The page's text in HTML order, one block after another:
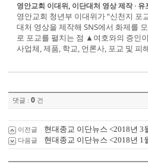
영안교회 이대위, 이단대처 영상 제작 ·
영안교회 청년부 이대위가 “신천지 포
대처 영상을 제작해 SNS에서 화제를
로 포교를 펼치는 점 ▲여호와의 증인
사업체, 제품, 학교, 언론사, 포교 및
댓글 : 0 건
이전글 현대종교 이단뉴스 <2018년 3
다음글 현대종교 이단뉴스 <2018년 1